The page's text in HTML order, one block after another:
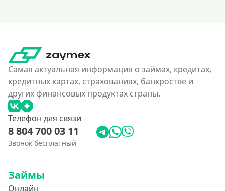
Самая актуальная информация о займах, кредитах,
кредитных картах, страхованиях, банкростве и
других финансовых продуктах страны.
Телефон для связи
8 804 700 03 11
Звонок бесплатный
Займы
Онлайн